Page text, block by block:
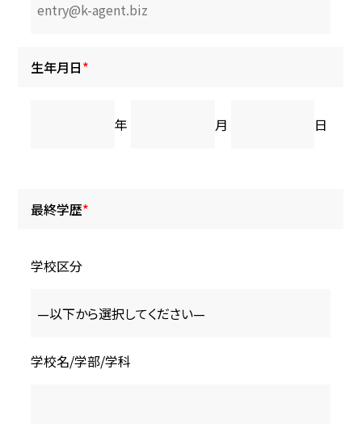
生年月日*
年 月 日
最終学歴*
学校区分
学校名/学部/学科